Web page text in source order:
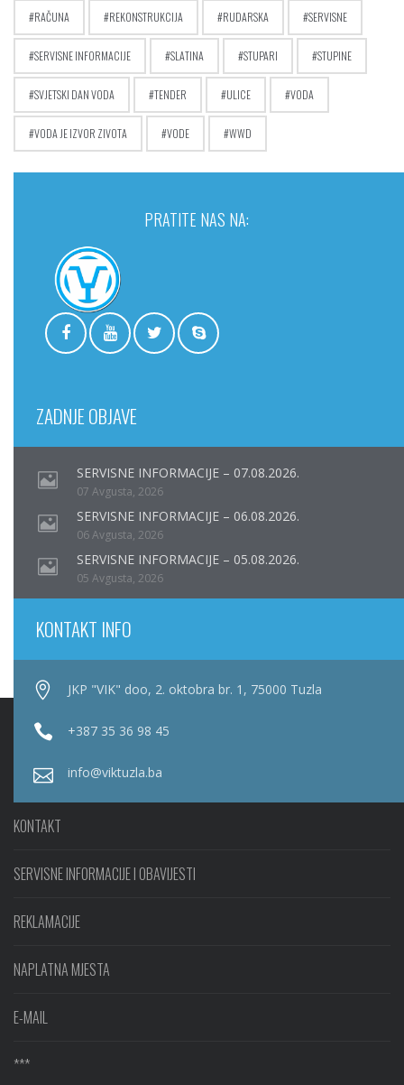
RAČUNA REKONSTRUKCIJA RUDARSKA SERVISNE
SERVISNE INFORMACIJE SLATINA STUPARI STUPINE
SVJETSKI DAN VODA TENDER ULICE VODA
VODA JE IZVOR ZIVOTA VODE WWD
PRATITE NAS NA:
ZADNJE OBJAVE
SERVISNE INFORMACIJE – 07.08.2026.
07 Avgusta, 2026
SERVISNE INFORMACIJE – 06.08.2026.
06 Avgusta, 2026
SERVISNE INFORMACIJE – 05.08.2026.
05 Avgusta, 2026
KONTAKT INFO
JKP "VIK" doo, 2. oktobra br. 1, 75000 Tuzla
+387 35 36 98 45
info@viktuzla.ba
KONTAKT
SERVISNE INFORMACIJE I OBAVIJESTI
REKLAMACIJE
NAPLATNA MJESTA
E-MAIL
***